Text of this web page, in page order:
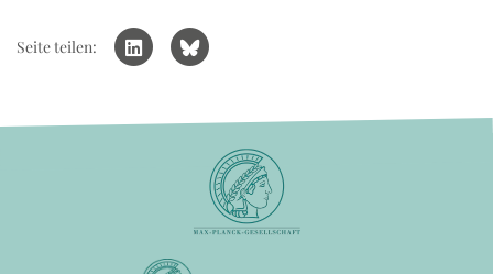
Seite teilen: